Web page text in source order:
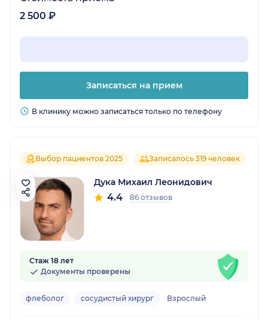
2 500 ₽
Записаться на прием
В клинику можно записаться только по телефону
Выбор пациентов 2025 Записалось 319 человек
Дука Михаил Леонидович
4.4 86 отзывов
Стаж 18 лет
Документы проверены
флеболог сосудистый хирург Взрослый